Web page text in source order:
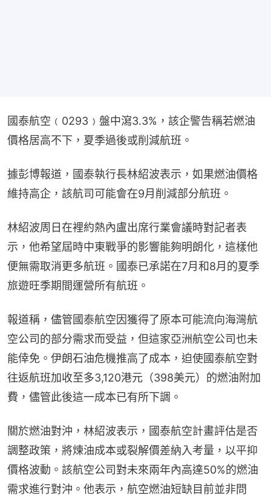
國泰航空﹙0293﹚盤中瀉3.3%，該企警告稱若燃油
價格居高不下，夏季過後或削減航班。
據彭博報道，國泰執行長林紹波表示，如果燃油價格
維持高企，該航司可能會在9月削減部分航班。
林紹波周日在裡約熱內盧出席行業會議時對記者表
示，他希望屆時中東戰爭的影響能夠明朗化，這樣他
便無需取消更多航班。國泰已承諾在7月和8月的夏季
旅遊旺季期間運營所有航班。
報道稱，儘管國泰航空因獲得了原本可能流向海灣航
空公司的部分需求而受益，但這家亞洲航空公司也未
能倖免。伊朗石油危機推高了成本，迫使國泰航空對
往返航班加收至多3,120港元（398美元）的燃油附加
費，儘管此後這一成本已有所下調。
關於燃油對沖，林紹波表示，國泰航空計畫評估是否
調整政策，將煉油成本或裂解價差納入考量，以平抑
價格波動。該航空公司對未來兩年內高達50%的燃油
需求進行對沖。他表示，航空燃油短缺目前並非問